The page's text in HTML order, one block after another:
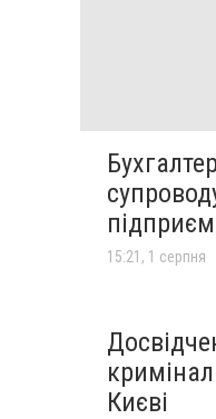
15:21, 1 серпня
Києві